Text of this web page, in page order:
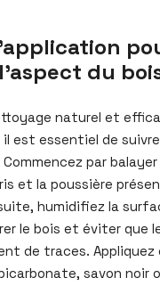
du
naturel et
est essentiel de
par
et la poussière
humidifiez la
le bois et éviter que
de traces. Appliquez
savon noir